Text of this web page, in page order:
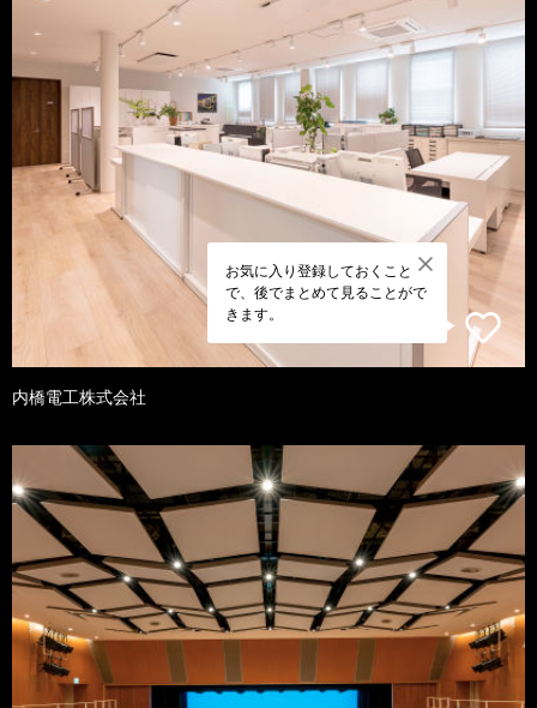
お気に入り登録しておくこと
で、後でまとめて見ることがで
きます。
内橋電工株式会社